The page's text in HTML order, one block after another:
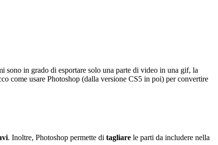
sono in grado di esportare solo una parte di video in una gif, la
come usare Photoshop (dalla versione CS5 in poi) per convertire
. Inoltre, Photoshop permette di tagliare le parti da includere nella